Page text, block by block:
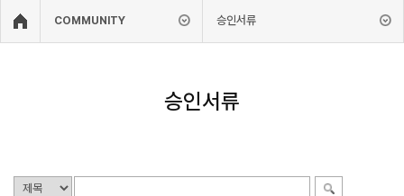
COMMUNITY 승인서류
승인서류